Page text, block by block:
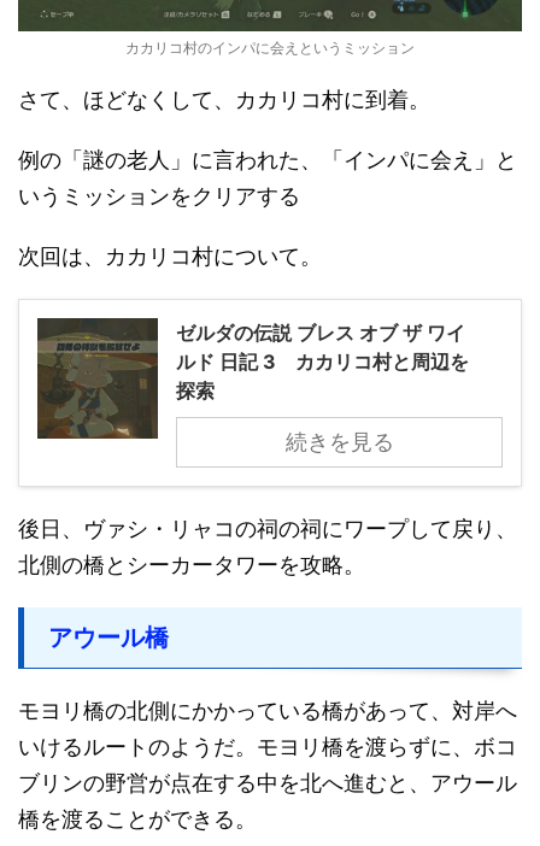
カカリコ村のインパに会えというミッション
さて、ほどなくして、カカリコ村に到着。
例の「謎の老人」に言われた、「インパに会え」と
いうミッションをクリアする
次回は、カカリコ村について。
ゼルダの伝説 ブレス オブ ザ ワイ
ルド 日記 3 カカリコ村と周辺を
探索
続きを見る
後日、ヴァシ・リャコの祠の祠にワープして戻り、
北側の橋とシーカータワーを攻略。
アウール橋
モヨリ橋の北側にかかっている橋があって、対岸へ
いけるルートのようだ。モヨリ橋を渡らずに、ボコ
ブリンの野営が点在する中を北へ進むと、アウール
橋を渡ることができる。